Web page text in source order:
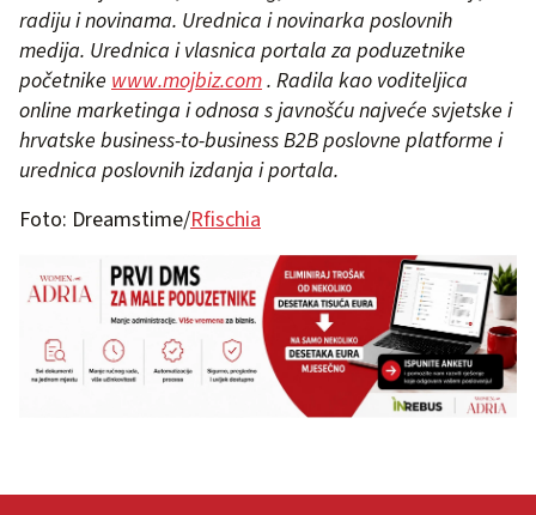
radiju i novinama. Urednica i novinarka poslovnih
medija. Urednica i vlasnica portala za poduzetnike
početnike www.mojbiz.com. Radila kao voditeljica
online marketinga i odnosa s javnošću najveće svjetske i
hrvatske business-to-business B2B poslovne platforme i
urednica poslovnih izdanja i portala.
Foto: Dreamstime/Rfischia